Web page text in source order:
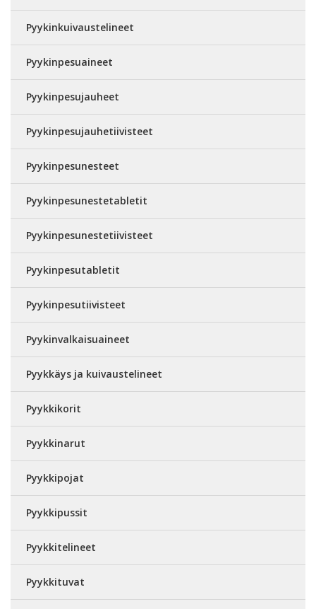
Pyykinkuivaustelineet
Pyykinpesuaineet
Pyykinpesujauheet
Pyykinpesujauhetiivisteet
Pyykinpesunesteet
Pyykinpesunestetabletit
Pyykinpesunestetiivisteet
Pyykinpesutabletit
Pyykinpesutiivisteet
Pyykinvalkaisuaineet
Pyykkäys ja kuivaustelineet
Pyykkikorit
Pyykkinarut
Pyykkipojat
Pyykkipussit
Pyykkitelineet
Pyykkituvat